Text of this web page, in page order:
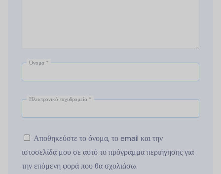
Όνομα *
Ηλεκτρονικό ταχυδρομείο *
Αποθηκεύστε το όνομα, το email και την
ιστοσελίδα μου σε αυτό το πρόγραμμα περιήγησης για
την επόμενη φορά που θα σχολιάσω.